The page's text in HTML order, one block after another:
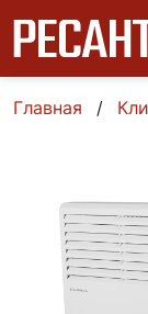
Главная